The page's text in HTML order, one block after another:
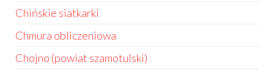
Chińskie siatkarki
Chmura obliczeniowa
Chojno (powiat szamotulski)